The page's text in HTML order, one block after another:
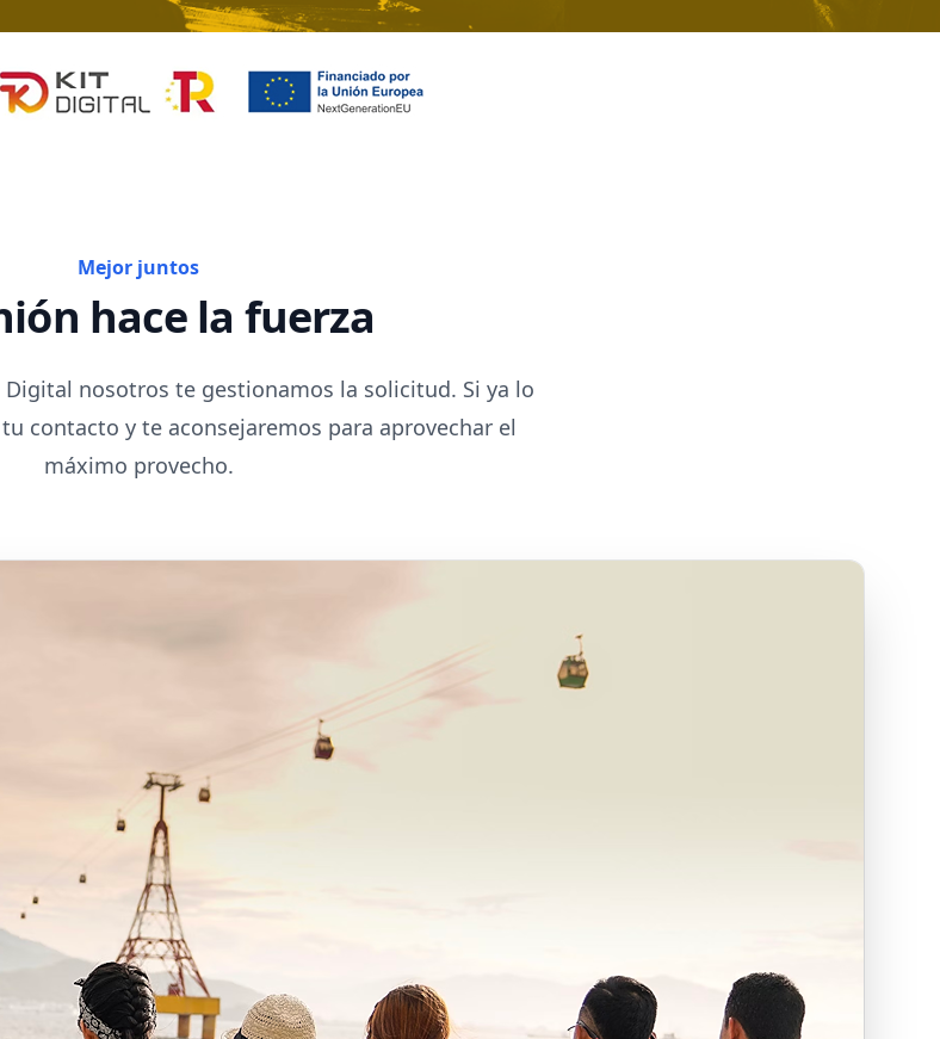
Mejor juntos
hace la fuerza
nosotros te gestionamos la solicitud. Si ya lo
contacto y te aconsejaremos para aprovechar el
máximo provecho.